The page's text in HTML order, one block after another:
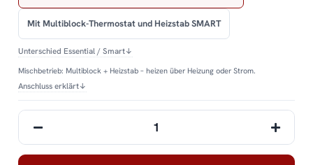
Mit Multiblock-Thermostat und Heizstab SMART
Unterschied Essential / Smart↓
Mischbetrieb: Multiblock + Heizstab – heizen über Heizung oder Strom.
Anschluss erklärt↓